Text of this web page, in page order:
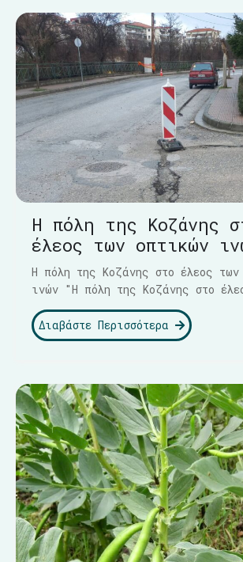
Η πόλη της Κοζάνης
έλεος των οπτικών
Η πόλη της Κοζάνης στο έλεος των
ινών "Η πόλη της Κοζάνης στο
Διαβάστε Περισσότερα